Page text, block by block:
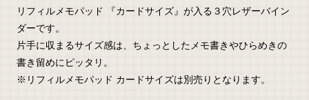
リフィルメモパッド 『カードサイズ』が入る３穴レザーバイン
ダーです。
片手に収まるサイズ感は、ちょっとしたメモ書きやひらめきの
書き留めにピッタリ。
※リフィルメモパッド カードサイズは別売りとなります。